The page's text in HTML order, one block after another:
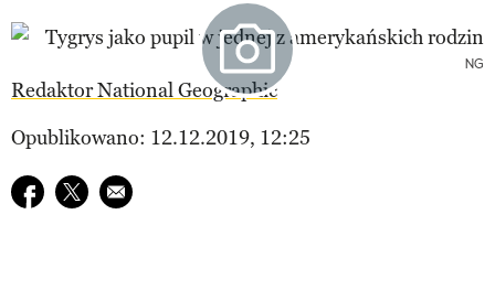
NG
Redaktor National Geographic
Opublikowano: 12.12.2019, 12:25
Udostępnij na facebook
Udostępnij na twitter
E-mail do przyjaciela